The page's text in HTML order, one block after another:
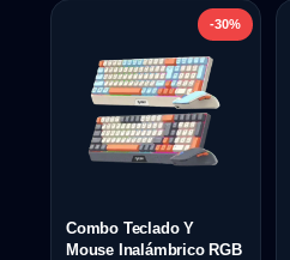
-30%
Combo Teclado Y
Mouse Inalámbrico RGB